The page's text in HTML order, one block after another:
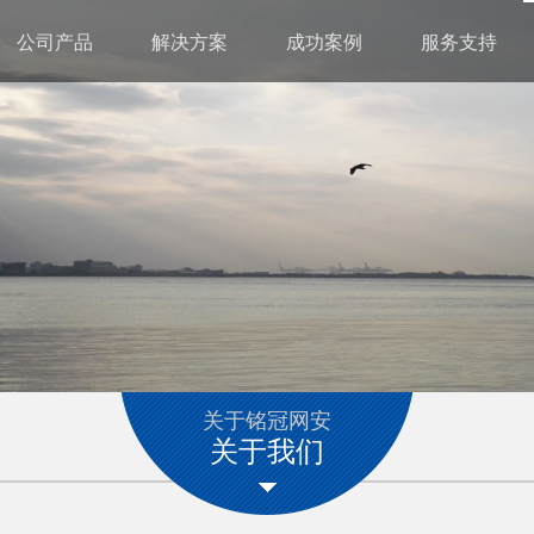
公司产品 解决方案 成功案例 服务支持
关于铭冠网安
关于我们